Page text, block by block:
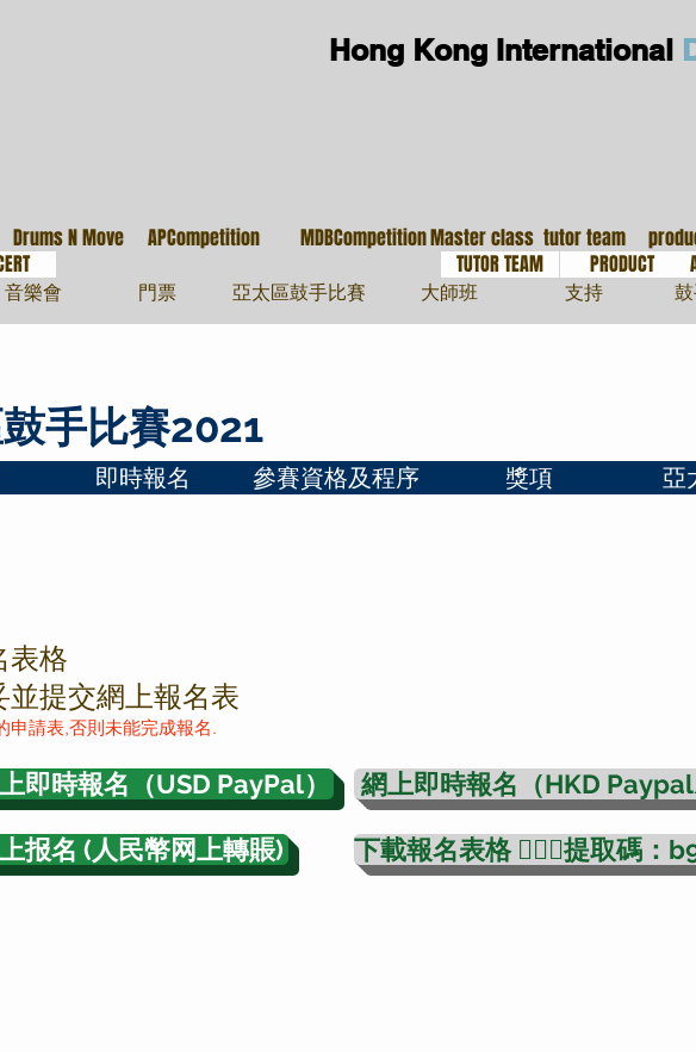
會
Drums N Move
Hong Kong International
APCompetition
TUTOR TEAM
PRODUCT
大師班 導師團隊 鼓
tutor team
MDBCompetitionMaster class
音樂會
門票 亞太區鼓手比賽 大師班 支持
手比賽2021
即時報名 參賽資格及程序 獎項 亞
表格
並提交網上報名表
申請表,否則未能完成報名.
即時報名（USD PayPal）
报名 (人民幣网上轉賬)
網上即時報名（HKD
下載報名表格 🙋🏻‍♂️提取碼：